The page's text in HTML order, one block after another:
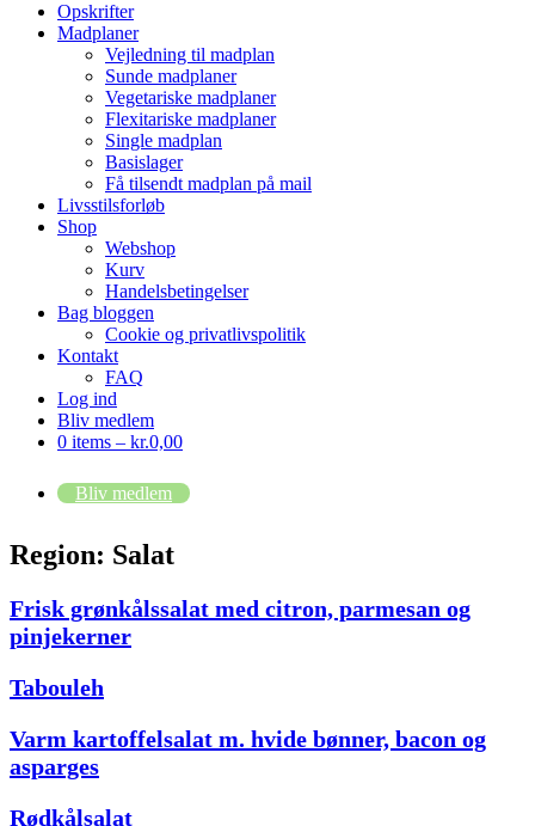
Opskrifter
Madplaner
Vejledning til madplan
Sunde madplaner
Vegetariske madplaner
Flexitariske madplaner
Single madplan
Basislager
Få tilsendt madplan på mail
Livsstilsforløb
Shop
Webshop
Kurv
Handelsbetingelser
Bag bloggen
Cookie og privatlivspolitik
Kontakt
FAQ
Log ind
Bliv medlem
0 items – kr.0,00
Bliv medlem
Region: Salat
Frisk grønkålssalat med citron, parmesan og
pinjekerner
Tabouleh
Varm kartoffelsalat m. hvide bønner, bacon og
asparges
Rødkålsalat